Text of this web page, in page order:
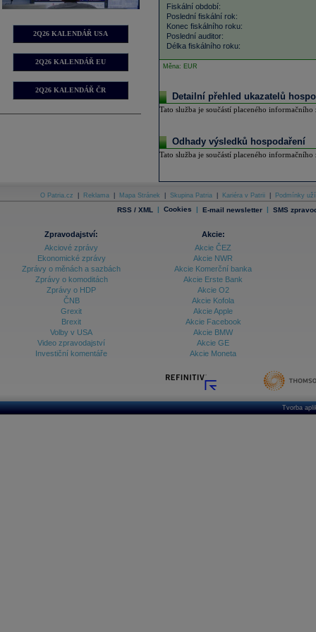
2Q26 KALENDÁŘ USA
2Q26 KALENDÁŘ EU
2Q26 KALENDÁŘ ČR
Fiskální období:
Poslední fiskální rok:
Konec fiskálního roku:
Poslední auditor:
Délka fiskálního roku:
Měna: EUR
Detailní přehled ukazatelů
Tato služba je součástí placeného
Odhady výsledků hospodaření
Tato služba je součástí placeného
O Patria.cz Reklama Mapa Stránek Skupina Patria Kariéra v Patrii Podmínky
RSS / XML | Cookies | E-mail newsletter | SMS
Zpravodajství:
Akciové zprávy
Ekonomické zprávy
Zprávy o měnách a sazbách
Zprávy o komoditách
Zprávy o HDP
ČNB
Grexit
Brexit
Volby v USA
Video zpravodajství
Investiční komentáře
Akcie:
Akcie ČEZ
Akcie NWR
Akcie Komerční banka
Akcie Erste Bank
Akcie O2
Akcie Kofola
Akcie Apple
Akcie Facebook
Akcie BMW
Akcie GE
Akcie Moneta
Tvorba